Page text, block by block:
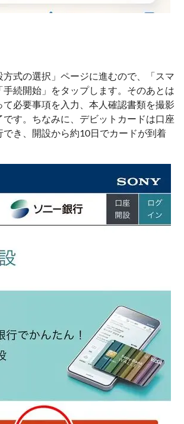
式の選択」ページに進むので、「スマ
手続開始」をタップします。そのあとは
て必要事項を入力、本人確認書類を撮影
です。ちなみに、デビットカードは口座
でき、開設から約10日でカードが到着